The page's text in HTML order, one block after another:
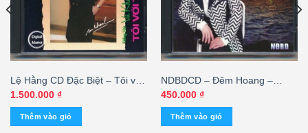
Lệ Hằng CD Đặc Biệt – Tôi với
trời bơ vơ – Vũ Khanh (Made
By Distronic, bìa đen) KGTH9
1.500.000 ₫
Thêm vào giỏ
NDBDCD – Đêm Hoang –
Mạnh Quỳnh Đặc Biệt 7
450.000 ₫
Thêm vào giỏ